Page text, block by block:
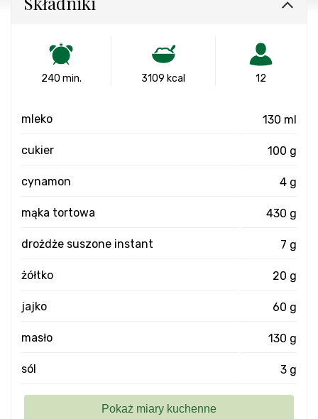
240 min. 3109 kcal 12
mleko 130 ml
cukier 100 g
cynamon 4 g
mąka tortowa 430 g
drożdże suszone instant 7 g
żółtko 20 g
jajko 60 g
masło 130 g
sól 3 g